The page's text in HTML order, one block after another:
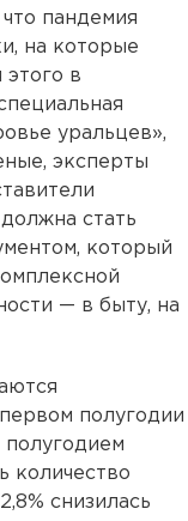
пандемия
на которые
в
уральцев»,
эксперты
стать
который
— в быту, на
полугодии
количество
снизилась